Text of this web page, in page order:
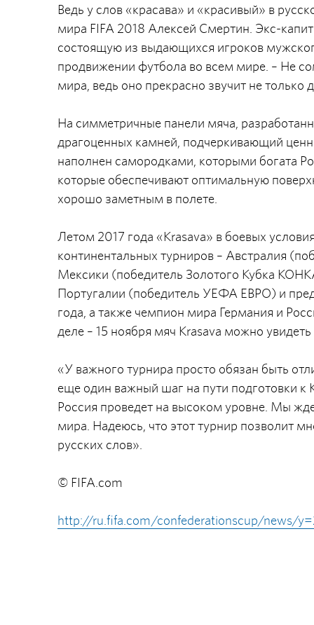
Ведь у слов «красава» и «красивый» в
мира FIFA 2018 Алексей Смертин. Экс-
состоящую из выдающихся игроков
продвижении футбола во всем мире. – Не
мира, ведь оно прекрасно звучит не только
На симметричные панели мяча,
драгоценных камней, подчеркивающий
наполнен самородками, которыми богата
которые обеспечивают оптимальную
хорошо заметным в полете.
Летом 2017 года «Krasava» в боевых
континентальных турниров – Австралия
Мексики (победитель Золотого Кубка
Португалии (победитель УЕФА ЕВРО) и
года, а также чемпион мира Германия и
деле – 15 ноября мяч Krasava можно
«У важного турнира просто обязан быть
еще один важный шаг на пути подготовки
Россия проведет на высоком уровне. Мы
мира. Надеюсь, что этот турнир позволит
русских слов».
© FIFA.com
http://ru.fifa.com/confederationscup/news/